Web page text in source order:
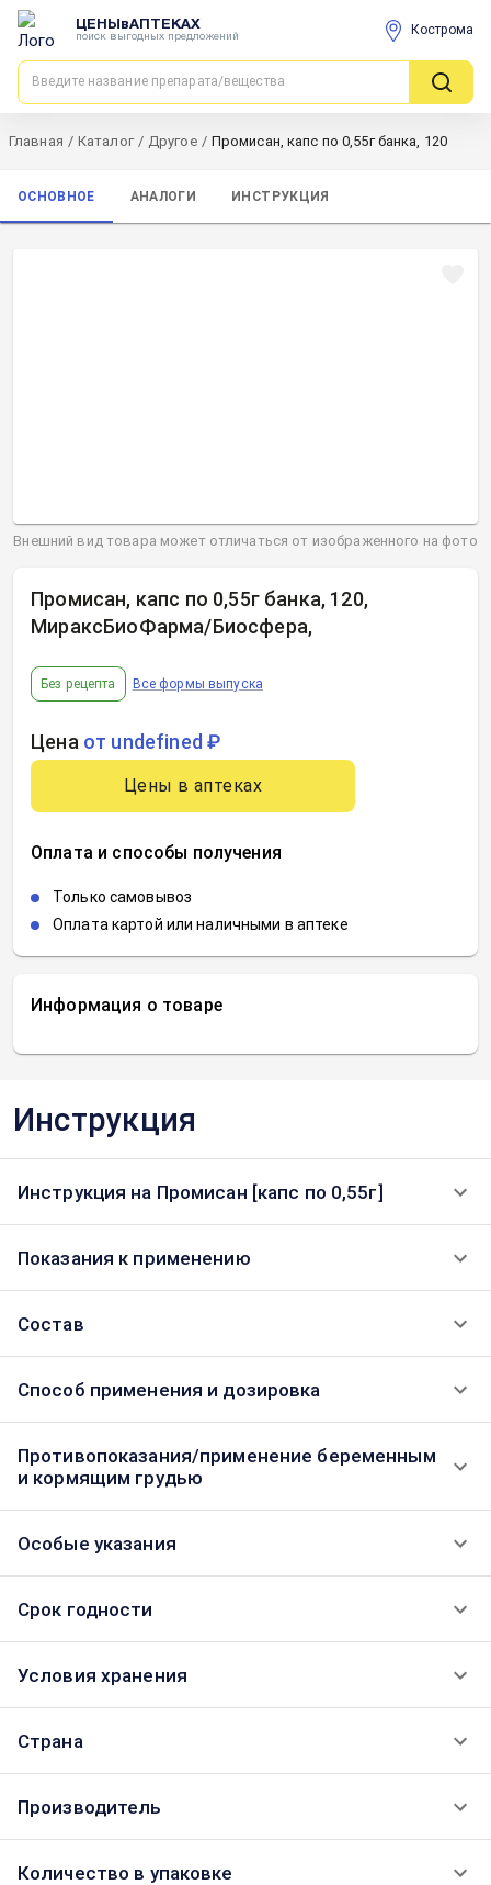
ЦЕНЫвАПТЕКАХ
поиск выгодных предложений Кострома
Главная / Каталог / Другое / Промисан, капс по 0,55г банка, 120
ОСНОВНОЕ АНАЛОГИ ИНСТРУКЦИЯ
Информация о товаре
Промисан, капс по 0,55г банка, 120,
МираксБиоФарма/Биосфера,
Без рецепта Все формы выпуска
Цена от undefined ₽
Цены в аптеках
Оплата и способы получения
Только самовывоз
Оплата картой или наличными в аптеке
Внешний вид товара может отличаться от изображенного на фото
Инструкция
Инструкция на Промисан [капс по 0,55г]
Показания к применению
Состав
Способ применения и дозировка
Противопоказания/применение беременным
и кормящим грудью
Особые указания
Срок годности
Условия хранения
Страна
Производитель
Количество в упаковке